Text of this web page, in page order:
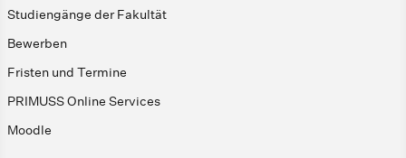
Studiengänge der Fakultät
Bewerben
Fristen und Termine
PRIMUSS Online Services
Moodle